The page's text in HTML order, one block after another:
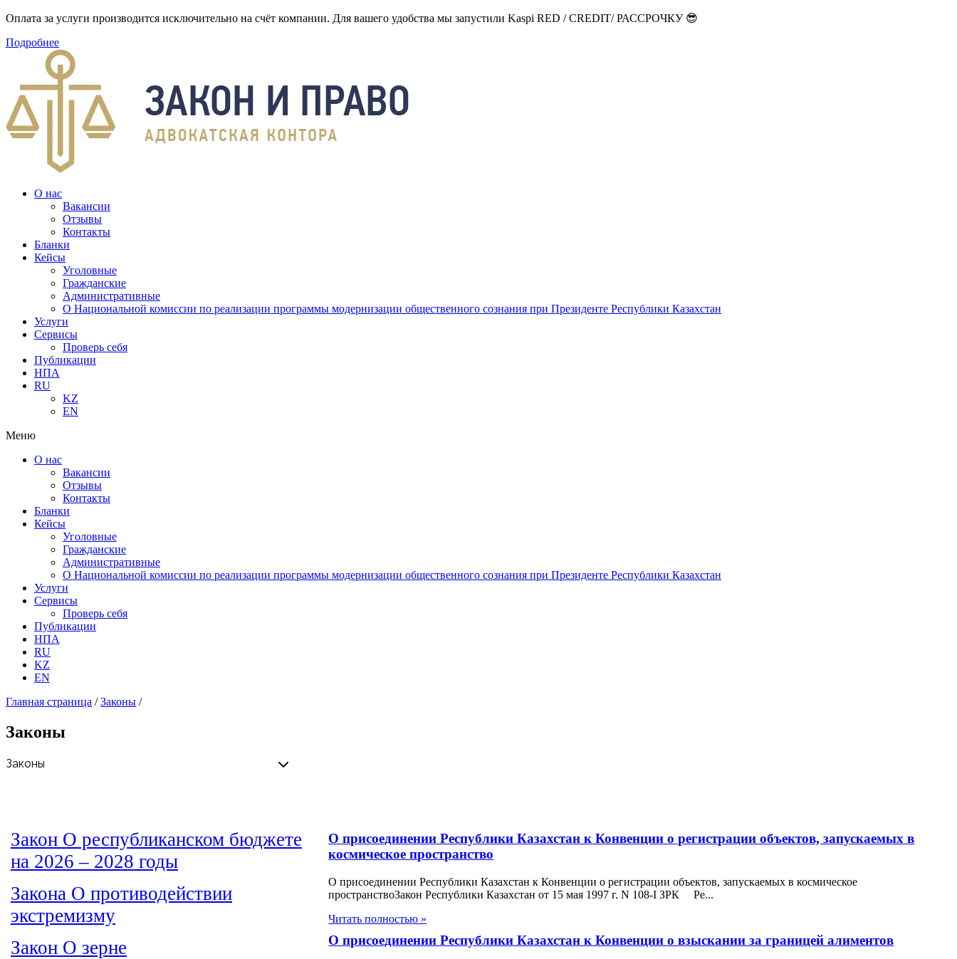
Оплата за услуги производится исключительно на счёт компании. Для вашего удобства мы запустили Kaspi RED / CREDIT/ РАССРОЧКУ 😎
Подробнее
О нас
Вакансии
Отзывы
Контакты
Бланки
Кейсы
Уголовные
Гражданские
Административные
О Национальной комиссии по реализации программы модернизации общественного сознания при Президенте Республики Казахстан
Услуги
Сервисы
Проверь себя
Публикации
НПА
RU
KZ
EN
Меню
О нас
Вакансии
Отзывы
Контакты
Бланки
Кейсы
Уголовные
Гражданские
Административные
О Национальной комиссии по реализации программы модернизации общественного сознания при Президенте Республики Казахстан
Услуги
Сервисы
Проверь себя
Публикации
НПА
RU
KZ
EN
Главная страница /Законы /
Законы
Закон О республиканском бюджете
на 2026 – 2028 годы
Закона О противодействии
экстремизму
Закон О зерне
О присоединении Республики Казахстан к Конвенции о регистрации объектов, запускаемых в
космическое пространство
О присоединении Республики Казахстан к Конвенции о регистрации объектов, запускаемых в космическое
пространствоЗакон Республики Казахстан от 15 мая 1997 г. N 108-I ЗРК Ре...
Читать полностью »
О присоединении Республики Казахстан к Конвенции о взыскании за границей алиментов